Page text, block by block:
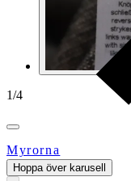
1/4
Myrorna
Hoppa över karusell